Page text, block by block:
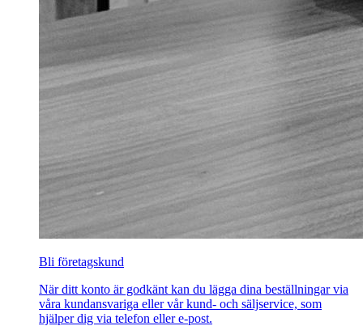
Bli företagskund
När ditt konto är godkänt kan du lägga dina beställningar via
våra kundansvariga eller vår kund- och säljservice, som
hjälper dig via telefon eller e-post.